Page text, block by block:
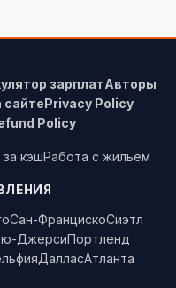
зарплатАвторы
сайтеPrivacy Policy
Policy
кэшРабота с жильём
Сан-ФранцискоСиэтл
ДжерсиПортленд
ДалласАтланта